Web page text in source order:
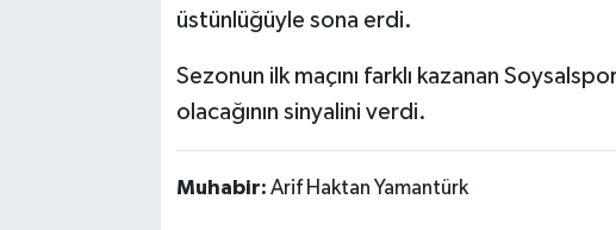
üstünlüğüyle sona erdi.
Sezonun ilk maçını farklı kazanan
olacağının sinyalini verdi.
Muhabir: Arif Haktan Yamantürk